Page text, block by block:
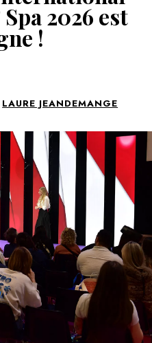
2026 est
!
LAURE JEANDEMANGE